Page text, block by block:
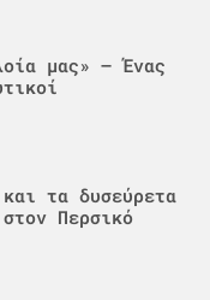
μας» – Ένας
τα δυσεύρετα
Περσικό